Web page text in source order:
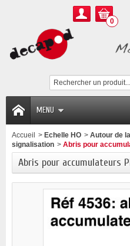
0
MENU
Accueil > Echelle HO > Autour de
signalisation > Abris pour
Abris pour accumulateurs